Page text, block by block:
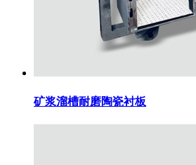
矿浆溜槽耐磨陶瓷衬板